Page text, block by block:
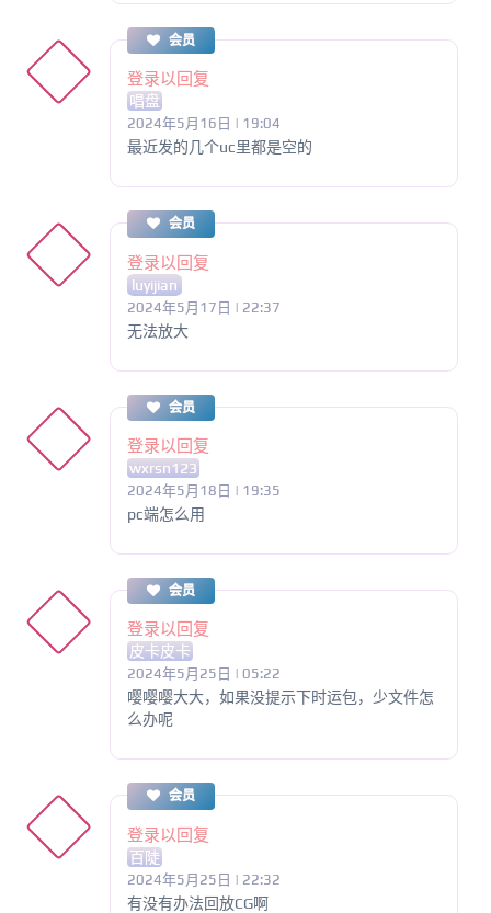
会员
登录以回复
唱盘
2024年5月16日 | 19:04
最近发的几个uc里都是空的
会员
登录以回复
luyijian
2024年5月17日 | 22:37
无法放大
会员
登录以回复
wxrsn123
2024年5月18日 | 19:35
pc端怎么用
会员
登录以回复
皮卡皮卡
2024年5月25日 | 05:22
嘤嘤嘤大大，如果没提示下时运包，少文件怎
么办呢
会员
登录以回复
百陡
2024年5月25日 | 22:32
有没有办法回放CG啊